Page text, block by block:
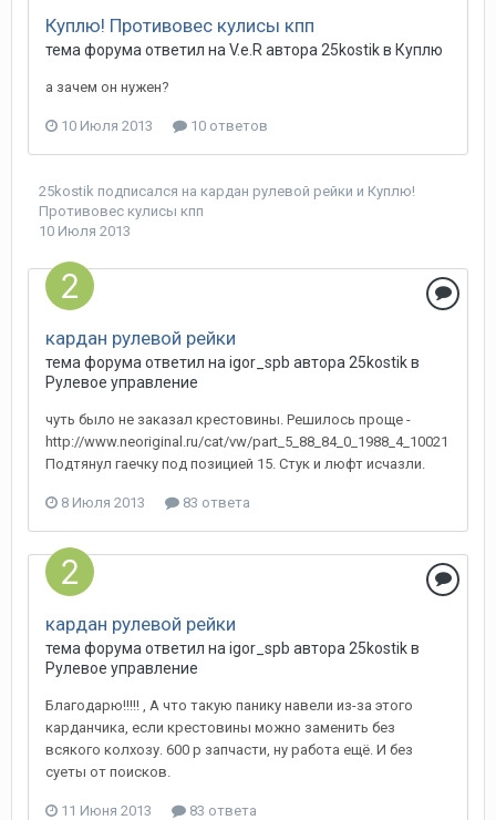
Куплю! Противовес кулисы кпп
тема форума ответил на V.e.R автора 25kostikв Куплю
а зачем он нужен?
10 Июля 2013 10 ответов
25kostik подписался на кардан рулевой рейки и Куплю!
Противовес кулисы кпп
10 Июля 2013
кардан рулевой рейки
тема форума ответил на igor_spb автора 25kostikв
Рулевое управление
чуть было не заказал крестовины. Решилось проще -
http://www.neoriginal.ru/cat/vw/part_5_88_84_0_1988_4_10021
Подтянул гаечку под позицией 15. Стук и люфт исчазли.
8 Июля 2013 83 ответа
кардан рулевой рейки
тема форума ответил на igor_spb автора 25kostikв
Рулевое управление
Благодарю!!!!! , А что такую панику навели из-за этого
карданчика, если крестовины можно заменить без
всякого колхозу. 600 р запчасти, ну работа ещё. И без
суеты от поисков.
11 Июня 2013 83 ответа